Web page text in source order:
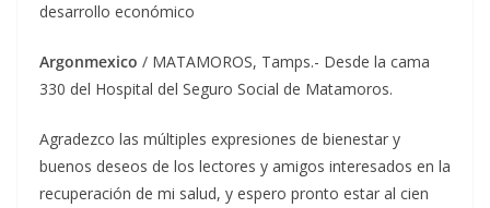
desarrollo económico
Argonmexico / MATAMOROS, Tamps.- Desde la cama
330 del Hospital del Seguro Social de Matamoros.
Agradezco las múltiples expresiones de bienestar y
buenos deseos de los lectores y amigos interesados en la
recuperación de mi salud, y espero pronto estar al cien